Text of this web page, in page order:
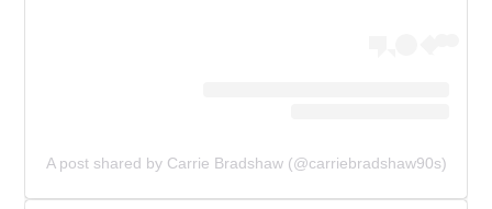
A post shared by Carrie Bradshaw (@carriebradshaw90s)